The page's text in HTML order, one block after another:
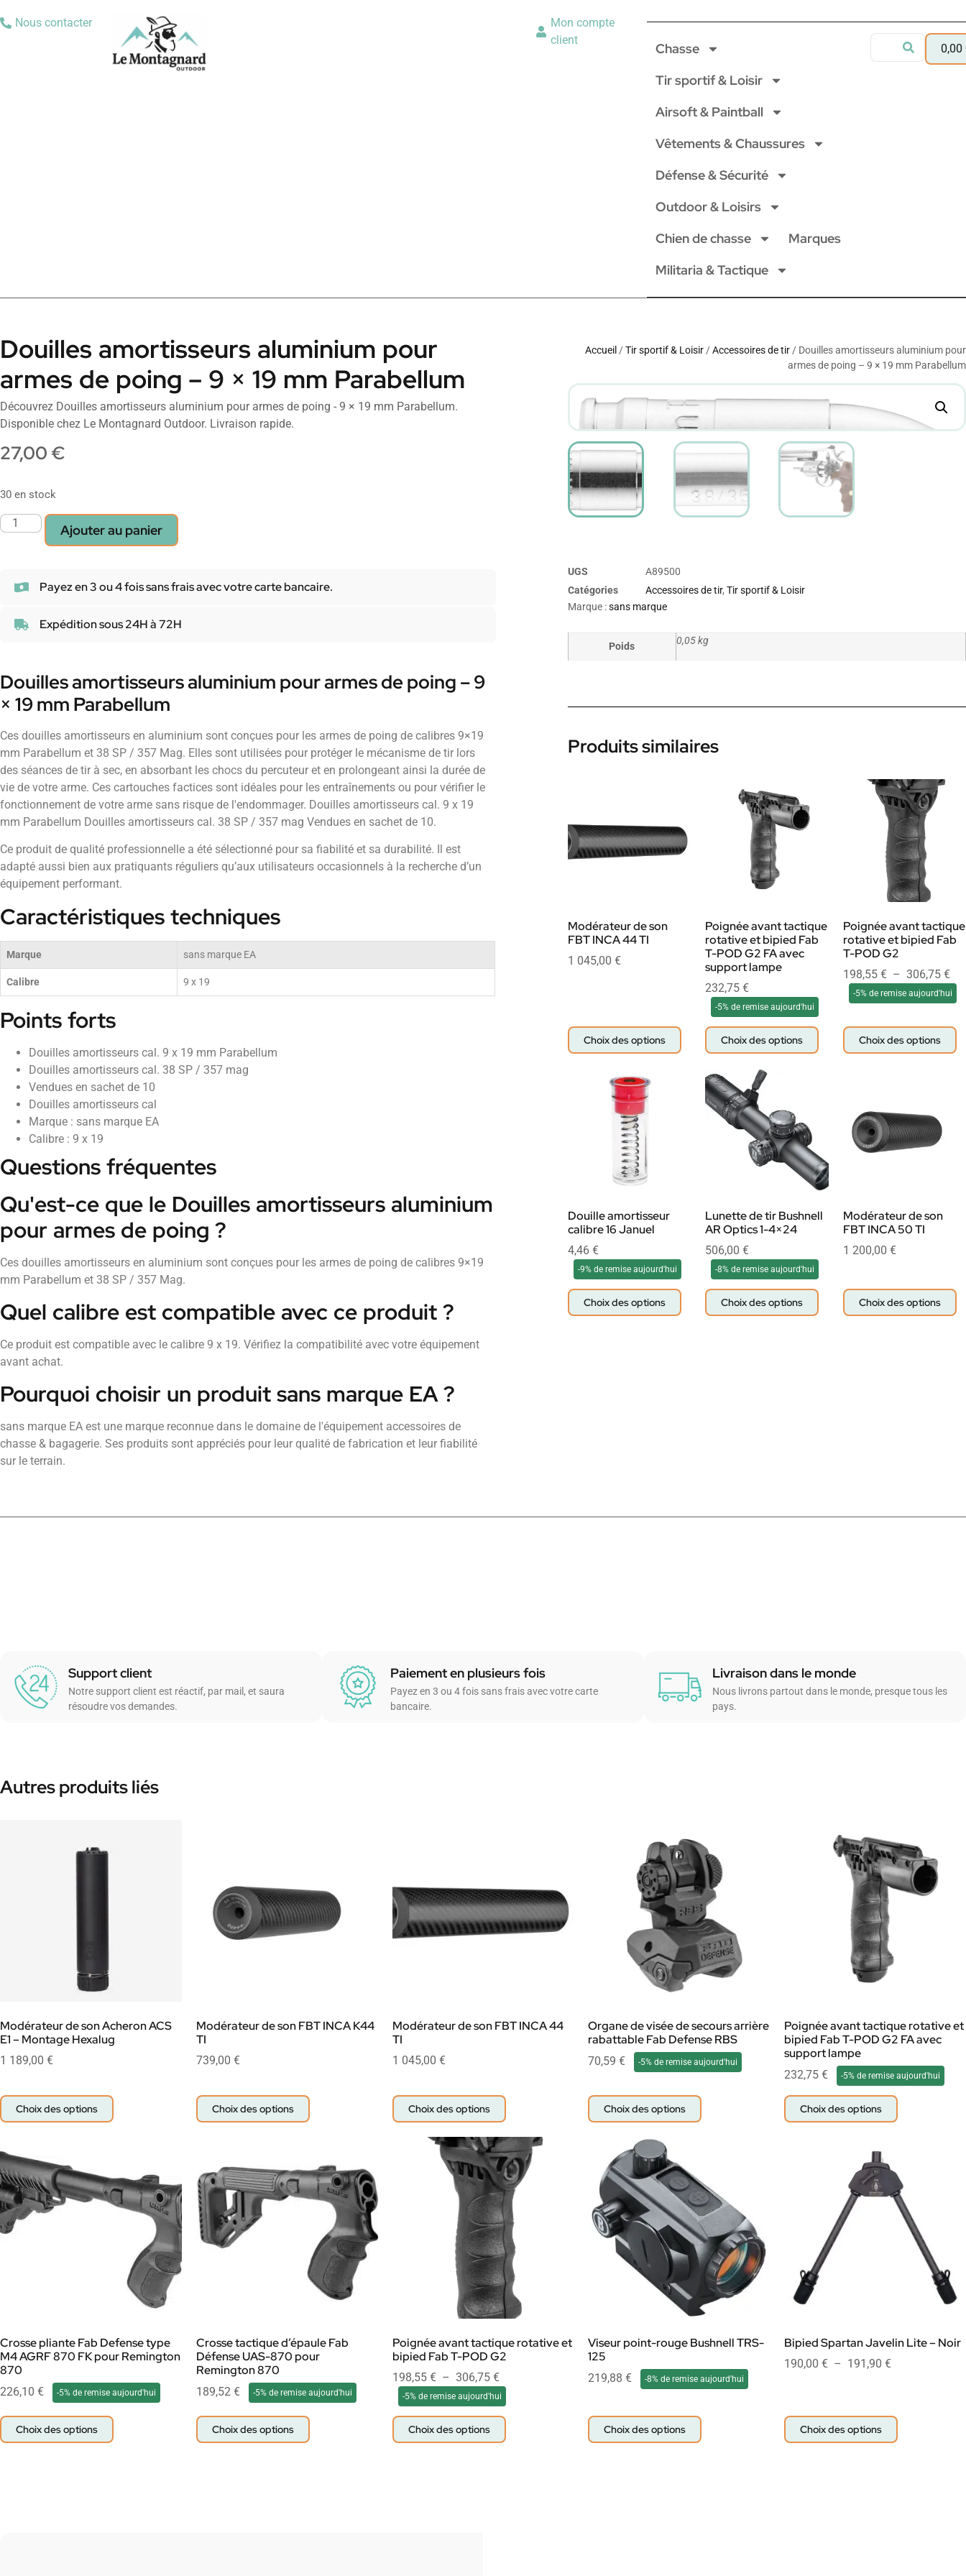
Nous contacter
Mon compte
client
Chasse
Tir sportif & Loisir
Airsoft & Paintball
Vêtements & Chaussures
Défense & Sécurité
Outdoor & Loisirs
Chien de chasse
Marques
Militaria & Tactique
0,00
Douilles amortisseurs aluminium pour
armes de poing – 9 × 19 mm Parabellum
Découvrez Douilles amortisseurs aluminium pour armes de poing - 9 × 19 mm Parabellum.
Disponible chez Le Montagnard Outdoor. Livraison rapide.
27,00 €
30 en stock
Ajouter au panier
Payez en 3 ou 4 fois sans frais avec votre carte bancaire.
Expédition sous 24H à 72H
Douilles amortisseurs aluminium pour armes de poing – 9
× 19 mm Parabellum
Ces douilles amortisseurs en aluminium sont conçues pour les armes de poing de calibres 9×19
mm Parabellum et 38 SP / 357 Mag. Elles sont utilisées pour protéger le mécanisme de tir lors
des séances de tir à sec, en absorbant les chocs du percuteur et en prolongeant ainsi la durée de
vie de votre arme. Ces cartouches factices sont idéales pour les entraînements ou pour vérifier le
fonctionnement de votre arme sans risque de l'endommager. Douilles amortisseurs cal. 9 x 19
mm Parabellum Douilles amortisseurs cal. 38 SP / 357 mag Vendues en sachet de 10.
Ce produit de qualité professionnelle a été sélectionné pour sa fiabilité et sa durabilité. Il est
adapté aussi bien aux pratiquants réguliers qu’aux utilisateurs occasionnels à la recherche d’un
équipement performant.
Caractéristiques techniques
Marque sans marque EA
Calibre 9 x 19
Points forts
Douilles amortisseurs cal. 9 x 19 mm Parabellum
Douilles amortisseurs cal. 38 SP / 357 mag
Vendues en sachet de 10
Douilles amortisseurs cal
Marque : sans marque EA
Calibre : 9 x 19
Questions fréquentes
Qu'est-ce que le Douilles amortisseurs aluminium
pour armes de poing ?
Ces douilles amortisseurs en aluminium sont conçues pour les armes de poing de calibres 9×19
mm Parabellum et 38 SP / 357 Mag.
Quel calibre est compatible avec ce produit ?
Ce produit est compatible avec le calibre 9 x 19. Vérifiez la compatibilité avec votre équipement
avant achat.
Pourquoi choisir un produit sans marque EA ?
sans marque EA est une marque reconnue dans le domaine de l'équipement accessoires de
chasse & bagagerie. Ses produits sont appréciés pour leur qualité de fabrication et leur fiabilité
sur le terrain.
Accueil /Tir sportif & Loisir /Accessoires de tir / Douilles amortisseurs aluminium pour
armes de poing – 9 × 19 mm Parabellum
UGS
A89500
Catégories
Accessoires de tir, Tir sportif & Loisir
Marque :sans marque
Poids 0,05 kg
Produits similaires
Modérateur de son
FBT INCA 44 TI
1 045,00 €
Choix des options
Poignée avant tactique
rotative et bipied Fab
T-POD G2 FA avec
support lampe
232,75€
-5% de remise aujourd'hui
Choix des options
Poignée avant tactique
rotative et bipied Fab
T-POD G2
198,55 € – 306,75 €
-5% de remise aujourd'hui
Choix des options
Douille amortisseur
calibre 16 Januel
4,46 €
-9% de remise aujourd'hui
Choix des options
Lunette de tir Bushnell
AR Optics 1-4×24
506,00€
-8% de remise aujourd'hui
Choix des options
Modérateur de son
FBT INCA 50 TI
1 200,00 €
Choix des options
Support client
Notre support client est réactif, par mail, et saura
résoudre vos demandes.
Paiement en plusieurs fois
Payez en 3 ou 4 fois sans frais avec votre carte
bancaire.
Livraison dans le monde
Nous livrons partout dans le monde, presque tous les
pays.
Autres produits liés
Modérateur de son Acheron ACS
E1 – Montage Hexalug
1 189,00 €
Choix des options
Modérateur de son FBT INCA K44
TI
739,00 €
Choix des options
Modérateur de son FBT INCA 44
TI
1 045,00 €
Choix des options
Organe de visée de secours arrière
rabattable Fab Defense RBS
70,59€ -5% de remise aujourd'hui
Choix des options
Poignée avant tactique rotative et
bipied Fab T-POD G2 FA avec
support lampe
232,75€ -5% de remise aujourd'hui
Choix des options
Crosse pliante Fab Defense type
M4 AGRF 870 FK pour Remington
870
226,10 € -5% de remise aujourd'hui
Choix des options
Crosse tactique d’épaule Fab
Défense UAS-870 pour
Remington 870
189,52 € -5% de remise aujourd'hui
Choix des options
Poignée avant tactique rotative et
bipied Fab T-POD G2
198,55 € – 306,75 €
-5% de remise aujourd'hui
Choix des options
Viseur point-rouge Bushnell TRS-
125
219,88€ -8% de remise aujourd'hui
Choix des options
Bipied Spartan Javelin Lite – Noir
190,00€ – 191,90€
Choix des options